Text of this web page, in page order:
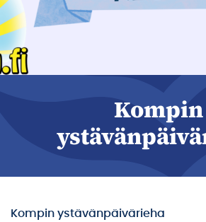
Kompin
Kompin ystävänpäivärieha